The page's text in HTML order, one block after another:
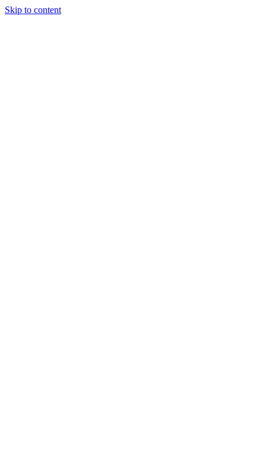
Skip to content